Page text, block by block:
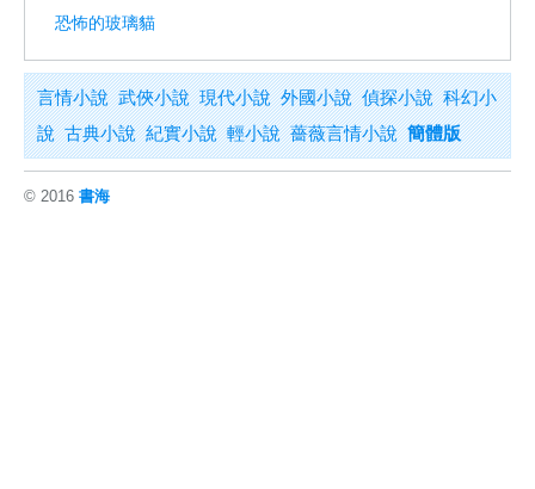
恐怖的玻璃貓
言情小說 武俠小說 現代小說 外國小說 偵探小說 科幻小
說 古典小說 紀實小說 輕小說 薔薇言情小說 簡體版
© 2016 書海